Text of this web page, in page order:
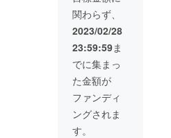
いませ
んが、
良識の
あるお
名前で
お願い
いたし
ます。
※支援
時、必
ず備考
だし半
角カナ
は不
可）以
内とさ
せて頂
きま
す。記
号等不
可。ま
た、本
作権 ご
希望の
都道府
県で描
きおろ
しポス
ターを
制作し
ます
（デザ
インは
関わらず、
2023/02/28
23:59:59ま
でに集まっ
た金額が
ファンディ
ングされま
す。